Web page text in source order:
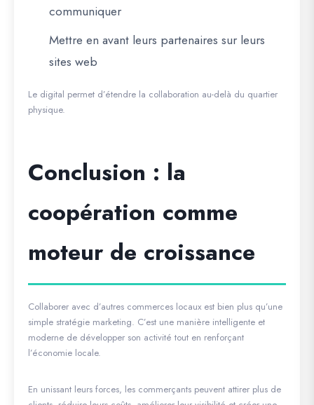
communiquer
Mettre en avant leurs partenaires sur leurs
sites web
Le digital permet d’étendre la collaboration au-delà du quartier
physique.
Conclusion : la
coopération comme
moteur de croissance
Collaborer avec d’autres commerces locaux est bien plus qu’une
simple stratégie marketing. C’est une manière intelligente et
moderne de développer son activité tout en renforçant
l’économie locale.
En unissant leurs forces, les commerçants peuvent attirer plus de